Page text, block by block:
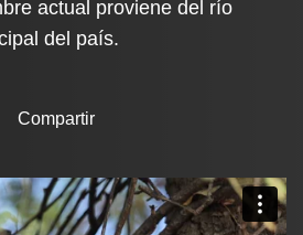
actual proviene del río
del país.
Compartir